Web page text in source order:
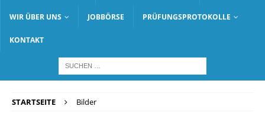
WIR ÜBER UNS JOBBÖRSE PRÜFUNGSPROTOKOLLE
KONTAKT
STARTSEITE Bilder